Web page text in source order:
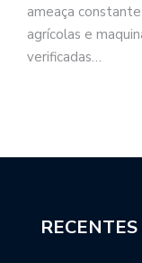
ameaça
agrícolas e
verificadas…
RECENTES